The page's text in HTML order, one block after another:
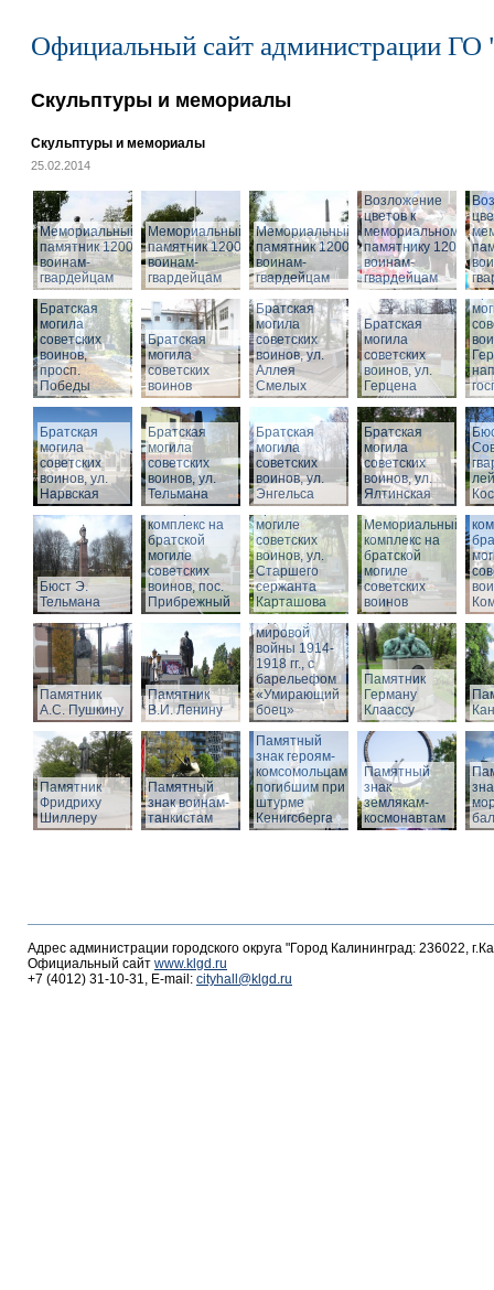
Официальный сайт администрации ГО
Скульптуры и мемориалы
Скульптуры и мемориалы
25.02.2014
Мемориальный
памятник 1200
воинам-
гвардейцам
Мемориальный
памятник 1200
воинам-
гвардейцам
Мемориальный
памятник 1200
воинам-
гвардейцам
Возложение
цветов к
мемориальному
памятнику 1200
воинам-
гвардейцам
Братская
могила
советских
воинов,
просп.
Победы
Братская
могила
советских
воинов
Братская
могила
советских
воинов, ул.
Аллея
Смелых
Братская
могила
советских
воинов, ул.
Герцена
Братская
могила
советских
воинов, ул.
Нарвская
Братская
могила
советских
воинов, ул.
Тельмана
Братская
могила
советских
воинов, ул.
Энгельса
Братская
могила
советских
воинов, ул.
Ялтинская
Бюст Э.
Тельмана
Мемориальный
комплекс на
братской
могиле
советских
воинов, пос.
Прибрежный
Мемориальный
комплекс на
братской
могиле
советских
воинов, ул.
Старшего
сержанта
Карташова
Мемориальный
комплекс на
братской
могиле
советских
воинов
Памятник
А.С. Пушкину
Памятник
В.И. Ленину
Памятник
воинам,
погибшим в
годы Первой
мировой
войны 1914-
1918 гг., с
барельефом
«Умирающий
боец»
Памятник
Герману
Клаассу
Памятник
Фридриху
Шиллеру
Памятный
знак воинам-
танкистам
Памятный
знак героям-
комсомольцам,
погибшим при
штурме
Кенигсберга
Памятный
знак
землякам-
космонавтам
Адрес администрации городского округа "Город Калининград: 236022,
Официальный сайт www.klgd.ru
+7 (4012) 31-10-31, E-mail: cityhall@klgd.ru